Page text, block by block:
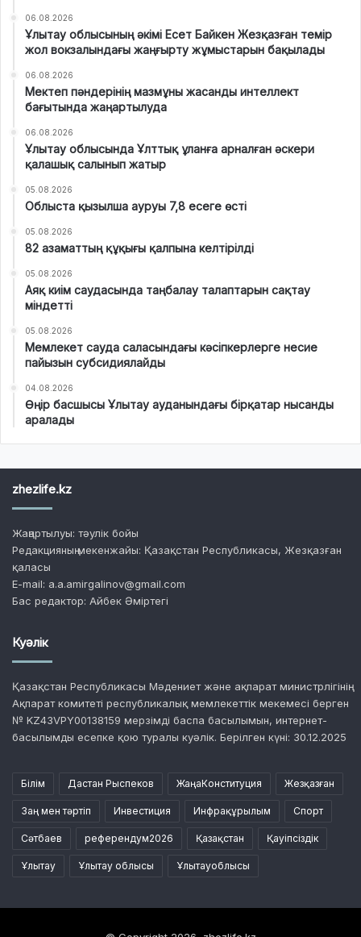
06.08.2026
Ұлытау облысының әкімі Есет Байкен Жезқазған темір
жол вокзалындағы жаңғырту жұмыстарын бақылады
06.08.2026
Мектеп пәндерінің мазмұны жасанды интеллект
бағытында жаңартылуда
06.08.2026
Ұлытау облысында Ұлттық ұланға арналған әскери
қалашық салынып жатыр
05.08.2026
Облыста қызылша ауруы 7,8 есеге өсті
05.08.2026
82 азаматтың құқығы қалпына келтірілді
05.08.2026
Аяқ киім саудасында таңбалау талаптарын сақтау
міндетті
05.08.2026
Мемлекет сауда саласындағы кәсіпкерлерге несие
пайызын субсидиялайды
04.08.2026
Өңір басшысы Ұлытау ауданындағы бірқатар нысанды
аралады
zhezlife.kz
Жаңартылуы: тәулік бойы
Редакцияның мекенжайы: Қазақстан Республикасы, Жезқазған
қаласы
E-mail: a.a.amirgalinov@gmail.com
Бас редактор: Айбек Әміртегі
Куәлік
Қазақстан Республикасы Мәдениет және ақпарат министрлігінің
Ақпарат комитеті республикалық мемлекеттік мекемесі берген
№ KZ43VPY00138159 мерзімді баспа басылымын, интернет-
басылымды есепке қою туралы куәлік. Берілген күні: 30.12.2025
Білім Дастан Рыспеков ЖаңаКонституция Жезқазған
Заң мен тәртіп Инвестиция Инфрақұрылым Спорт
Сәтбаев референдум2026 Қазақстан Қауіпсіздік
Ұлытау Ұлытау облысы Ұлытауоблысы